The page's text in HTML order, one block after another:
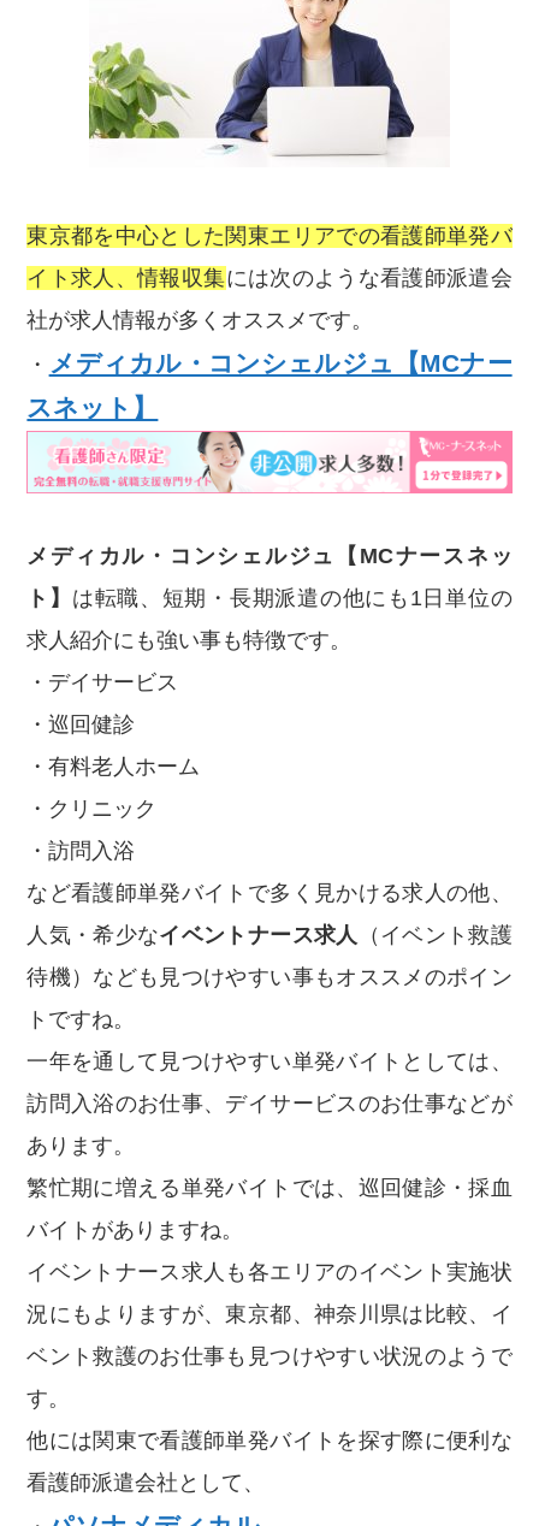
東京都を中心とした関東エリアでの看護師単発バ
イト求人、情報収集には次のような看護師派遣会
社が求人情報が多くオススメです。
・ メディカル・コンシェルジュ【MCナー
スネット】
メディカル・コンシェルジュ【MCナースネッ
ト】 は転職、短期・長期派遣の他にも1日単位の
求人紹介にも強い事も特徴です。
・デイサービス
・巡回健診
・有料老人ホーム
・クリニック
・訪問入浴
など看護師単発バイトで多く見かける求人の他、
人気・希少なイベントナース求人
（イベント救護
待機）なども見つけやすい事もオススメのポイン
トですね。
一年を通して見つけやすい単発バイトとしては、
訪問入浴のお仕事、デイサービスのお仕事などが
あります。
繁忙期に増える単発バイトでは、巡回健診・採血
バイトがありますね。
イベントナース求人も各エリアのイベント実施状
況にもよりますが、東京都、神奈川県は比較、イ
ベント救護のお仕事も見つけやすい状況のようで
す。
他には関東で看護師単発バイトを探す際に便利な
看護師派遣会社として、